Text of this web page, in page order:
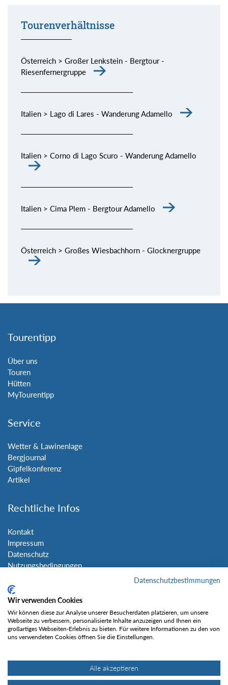
Tourenverhältnisse
Österreich > Großer Lenkstein - Bergtour -
Riesenfernergruppe
Italien > Lago di Lares - Wanderung Adamello
Italien > Corno di Lago Scuro - Wanderung Adamello
Italien > Cima Plem - Bergtour Adamello
Österreich > Großes Wiesbachhorn - Glocknergruppe
Tourentipp
Über uns
Touren
Hütten
MyTourentipp
Service
Wetter & Lawinenlage
Bergjournal
Gipfelkonferenz
Artikel
Rechtliche Infos
Kontakt
Impressum
Datenschutz
Nutzungsbedingungen
Social Media
Gefällt mir
Datenschutzbestimmungen
Wir verwenden Cookies
Wir können diese zur Analyse unserer Besucherdaten platzieren, um unsere
Webseite zu verbessern, personalisierte Inhalte anzuzeigen und Ihnen ein
großartiges Webseiten-Erlebnis zu bieten. Für weitere Informationen zu den von
uns verwendeten Cookies öffnen Sie die Einstellungen.
Alle akzeptieren